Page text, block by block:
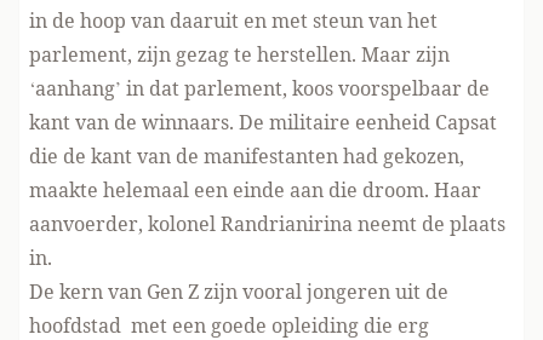
in de hoop van daaruit en met steun van het
parlement, zijn gezag te herstellen. Maar zijn
‘aanhang’ in dat parlement, koos voorspelbaar de
kant van de winnaars. De militaire eenheid Capsat
die de kant van de manifestanten had gekozen,
maakte helemaal een einde aan die droom. Haar
aanvoerder, kolonel Randrianirina neemt de plaats
in.
De kern van Gen Z zijn vooral jongeren uit de
hoofdstad met een goede opleiding die erg